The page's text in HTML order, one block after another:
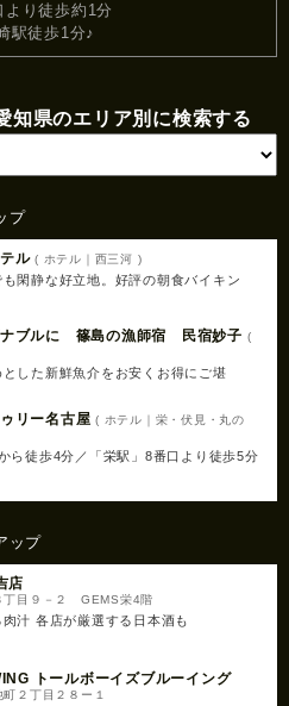
り徒歩約1分
駅徒歩1分♪
知県のエリア別に検索する
プ
ル( ホテル｜西三河 )
閑静な好立地。好評の朝食バイキン
ナブルに 篠島の漁師宿 民宿妙子 (
した新鮮魚介をお安くお得にご堪
リー名古屋 ( ホテル｜栄・伏見・丸の
ら徒歩4分／「栄駅」8番口より徒歩5分
ップ
店
丁目９－２ GEMS栄4階
汁 各店が厳選する日本酒も
トールボーイズブルーイング
２丁目２８ー１